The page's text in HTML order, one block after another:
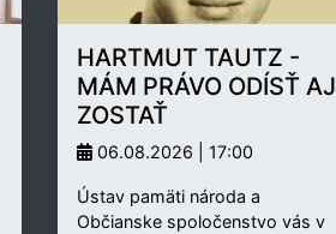
HARTMUT TAUTZ -
MÁM PRÁVO ODÍSŤ AJ
ZOSTAŤ
06.08.2026 | 17:00
Ústav pamäti národa a
Občianske spoločenstvo vás v